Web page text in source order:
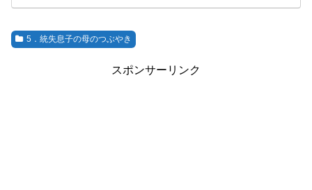
5．統失息子の母のつぶやき
スポンサーリンク